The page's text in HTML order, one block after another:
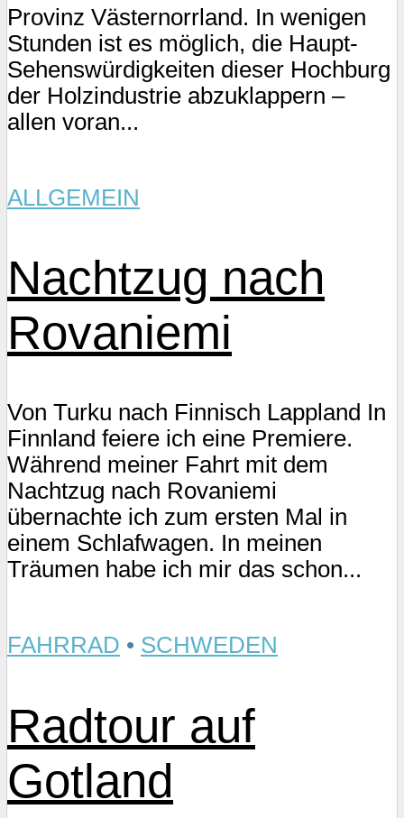
Provinz Västernorrland. In wenigen
Stunden ist es möglich, die Haupt-
Sehenswürdigkeiten dieser Hochburg
der Holzindustrie abzuklappern –
allen voran...
ALLGEMEIN
Nachtzug nach
Rovaniemi
Von Turku nach Finnisch Lappland In
Finnland feiere ich eine Premiere.
Während meiner Fahrt mit dem
Nachtzug nach Rovaniemi
übernachte ich zum ersten Mal in
einem Schlafwagen. In meinen
Träumen habe ich mir das schon...
FAHRRAD • SCHWEDEN
Radtour auf
Gotland